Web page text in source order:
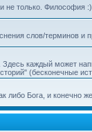
не только. Философия :)
слов/терминов и
Здесь каждый может
(бесконечные
либо Бога, и конечно